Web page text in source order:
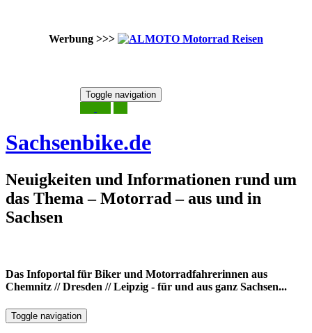
Werbung >>>
Toggle navigation
Sachsenbike.de
Neuigkeiten und Informationen rund um
das Thema – Motorrad – aus und in
Sachsen
Das Infoportal für Biker und Motorradfahrerinnen aus
Chemnitz // Dresden // Leipzig - für und aus ganz Sachsen...
Toggle navigation